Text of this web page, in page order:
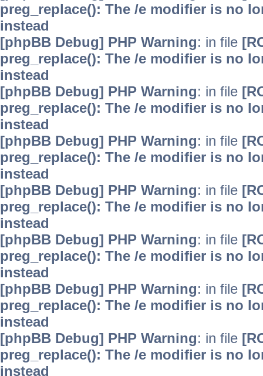
preg_replace(): The /e modifier is no
instead
[phpBB Debug] PHP Warning: in file
preg_replace(): The /e modifier is no
instead
[phpBB Debug] PHP Warning: in file
preg_replace(): The /e modifier is no
instead
[phpBB Debug] PHP Warning: in file
preg_replace(): The /e modifier is no
instead
[phpBB Debug] PHP Warning: in file
preg_replace(): The /e modifier is no
instead
[phpBB Debug] PHP Warning: in file
preg_replace(): The /e modifier is no
instead
[phpBB Debug] PHP Warning: in file
preg_replace(): The /e modifier is no
instead
[phpBB Debug] PHP Warning: in file
preg_replace(): The /e modifier is no
instead